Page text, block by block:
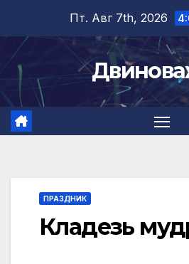
содержимому
Пт. Авг 7th, 2026
ПРАЗДНИК
Кладезь